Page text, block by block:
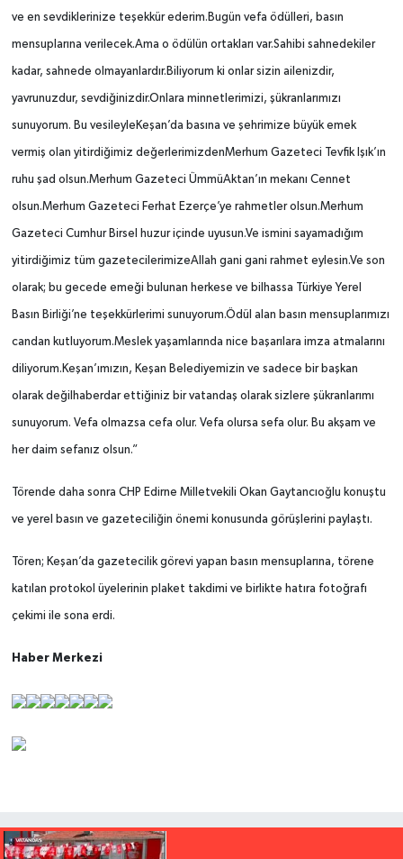
ve en sevdiklerinize teşekkür ederim.Bugün vefa ödülleri, basın
mensuplarına verilecek.Ama o ödülün ortakları var.Sahibi sahnedekiler
kadar, sahnede olmayanlardır.Biliyorum ki onlar sizin ailenizdir,
yavrunuzdur, sevdiğinizdir.Onlara minnetlerimizi, şükranlarımızı
sunuyorum. Bu vesileyleKeşan’da basına ve şehrimize büyük emek
vermiş olan yitirdiğimiz değerlerimizdenMerhum Gazeteci Tevfik Işık’ın
ruhu şad olsun.Merhum Gazeteci ÜmmüAktan’ın mekanı Cennet
olsun.Merhum Gazeteci Ferhat Ezerçe’ye rahmetler olsun.Merhum
Gazeteci Cumhur Birsel huzur içinde uyusun.Ve ismini sayamadığım
yitirdiğimiz tüm gazetecilerimizeAllah gani gani rahmet eylesin.Ve son
olarak; bu gecede emeği bulunan herkese ve bilhassa Türkiye Yerel
Basın Birliği’ne teşekkürlerimi sunuyorum.Ödül alan basın mensuplarımızı
candan kutluyorum.Meslek yaşamlarında nice başarılara imza atmalarını
diliyorum.Keşan’ımızın, Keşan Belediyemizin ve sadece bir başkan
olarak değilhaberdar ettiğiniz bir vatandaş olarak sizlere şükranlarımı
sunuyorum. Vefa olmazsa cefa olur. Vefa olursa sefa olur. Bu akşam ve
her daim sefanız olsun.”
Törende daha sonra CHP Edirne Milletvekili Okan Gaytancıoğlu konuştu
ve yerel basın ve gazeteciliğin önemi konusunda görüşlerini paylaştı.
Tören; Keşan’da gazetecilik görevi yapan basın mensuplarına, törene
katılan protokol üyelerinin plaket takdimi ve birlikte hatıra fotoğrafı
çekimi ile sona erdi.
Haber Merkezi